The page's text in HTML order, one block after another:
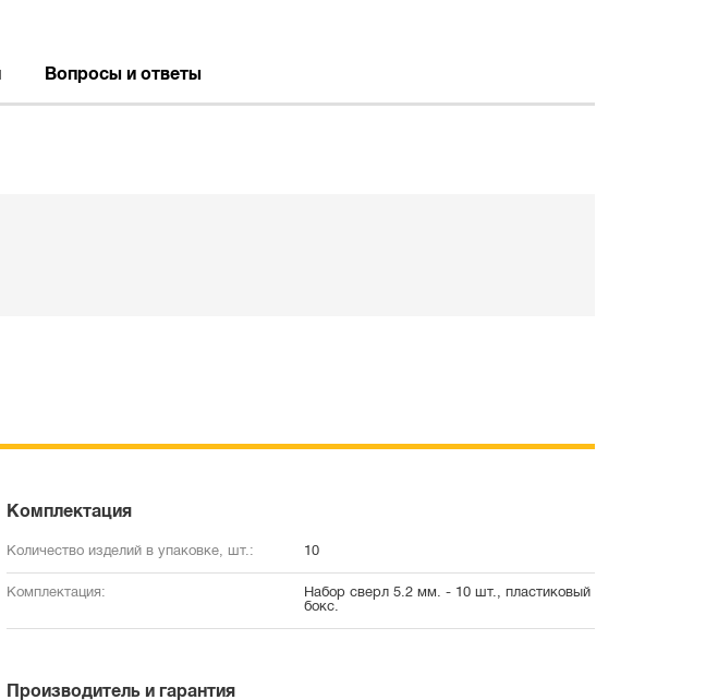
Вопросы и ответы
Комплектация
Количество изделий в упаковке, шт.: 10
Комплектация:
Набор сверл 5.2 мм. - 10 шт., пластиковый
бокс.
Производитель и гарантия